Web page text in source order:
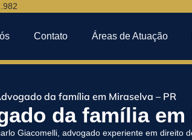
Contato Áreas de Atuação
da família em Miraselva – PR
da família em
Giacomelli, advogado experiente em direito